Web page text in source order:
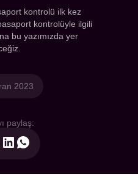
kontrolü ilk kez
kontrolüyle ilgili
bu yazımızda yer
2023
paylaş: